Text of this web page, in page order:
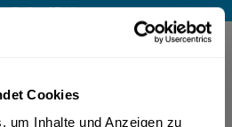
Cookies
um Inhalte und Anzeigen zu
Fr 9 – 17 Uhr
Bestellung widerrufen